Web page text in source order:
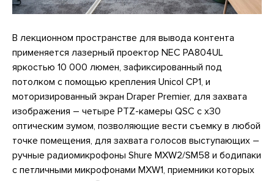
В лекционном пространстве для вывода контента
применяется лазерный проектор NEC PA804UL
яркостью 10 000 люмен, зафиксированный под
потолком с помощью крепления Unicol CP1, и
моторизированный экран Draper Premier, для захвата
изображения – четыре PTZ-камеры QSC с x30
оптическим зумом, позволяющие вести съемку в любой
точке помещения, для захвата голосов выступающих –
ручные радиомикрофоны Shure MXW2/SM58 и бодипаки
с петличными микрофонами MXW1, приемники которых